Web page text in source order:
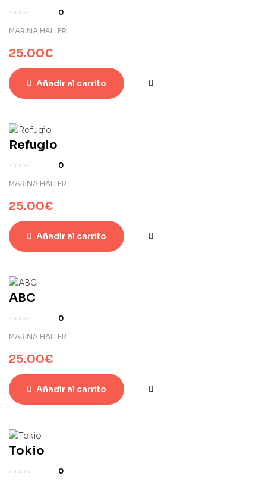
0
MARINA HALLER
25.00€
Añadir al carrito
Refugio
0
MARINA HALLER
25.00€
Añadir al carrito
ABC
0
MARINA HALLER
25.00€
Añadir al carrito
Tokio
0